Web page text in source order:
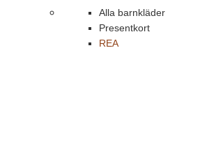
Alla barnkläder
Presentkort
REA